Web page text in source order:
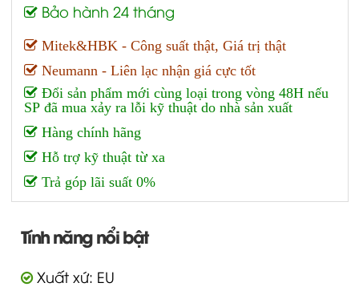
Bảo hành 24 tháng
Mitek&HBK - Công suất thật, Giá trị thật
Neumann - Liên lạc nhận giá cực tốt
Đổi sản phẩm mới cùng loại trong vòng 48H nếu
SP đã mua xảy ra lỗi kỹ thuật do nhà sản xuất
Hàng chính hãng
Hỗ trợ kỹ thuật từ xa
Trả góp lãi suất 0%
Tính năng nổi bật
Xuất xứ: EU